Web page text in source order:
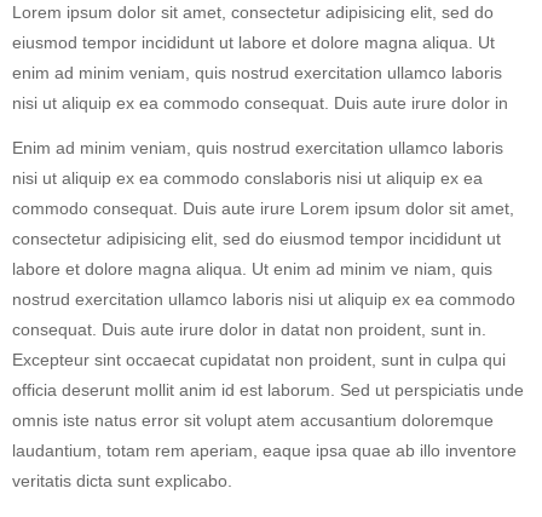
Lorem ipsum dolor sit amet, consectetur adipisicing elit, sed do
eiusmod tempor incididunt ut labore et dolore magna aliqua. Ut
enim ad minim veniam, quis nostrud exercitation ullamco laboris
nisi ut aliquip ex ea commodo consequat. Duis aute irure dolor in
Enim ad minim veniam, quis nostrud exercitation ullamco laboris
nisi ut aliquip ex ea commodo conslaboris nisi ut aliquip ex ea
commodo consequat. Duis aute irure Lorem ipsum dolor sit amet,
consectetur adipisicing elit, sed do eiusmod tempor incididunt ut
labore et dolore magna aliqua. Ut enim ad minim ve niam, quis
nostrud exercitation ullamco laboris nisi ut aliquip ex ea commodo
consequat. Duis aute irure dolor in datat non proident, sunt in.
Excepteur sint occaecat cupidatat non proident, sunt in culpa qui
officia deserunt mollit anim id est laborum. Sed ut perspiciatis unde
omnis iste natus error sit volupt atem accusantium doloremque
laudantium, totam rem aperiam, eaque ipsa quae ab illo inventore
veritatis dicta sunt explicabo.